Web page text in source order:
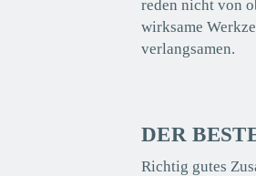
reden nicht von
wirksame
verlangsamen.
DER
Richtig gutes